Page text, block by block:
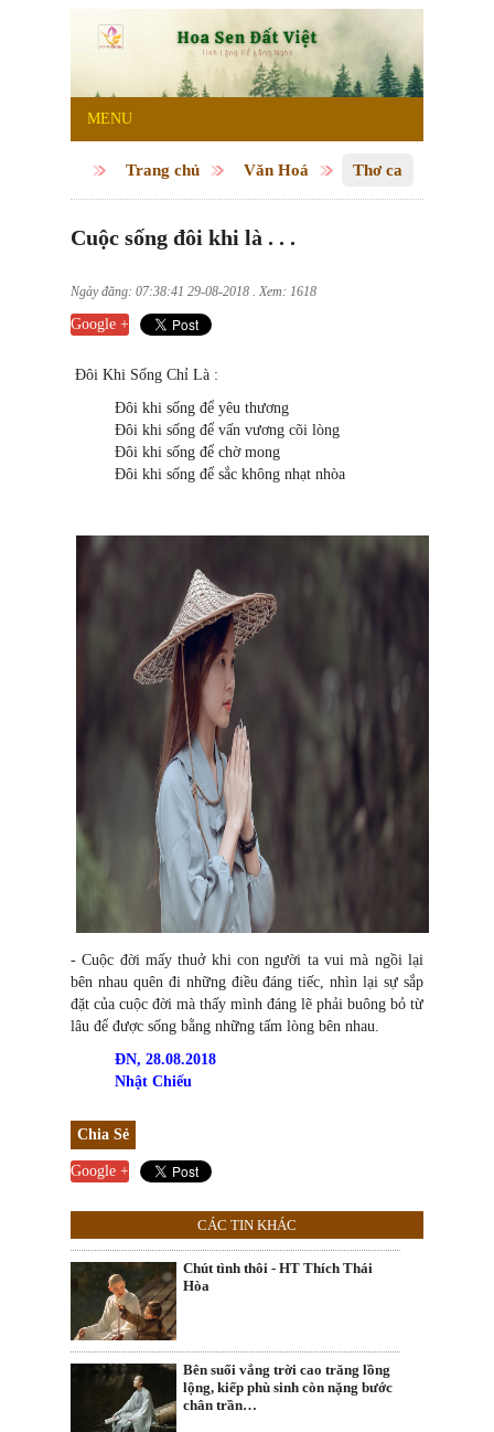
MENU
Trang chủ Văn Hoá Thơ ca
Cuộc sống đôi khi là . . .
Ngày đăng: 07:38:41 29-08-2018 . Xem: 1618
Google +
Đôi Khi Sống Chỉ Là :
Đôi khi sống để yêu thương
Đôi khi sống để vấn vương cõi lòng
Đôi khi sống để chờ mong
Đôi khi sống để sắc không nhạt nhòa
- Cuộc đời mấy thuở khi con người ta vui mà ngồi lại
bên nhau quên đi những điều đáng tiếc, nhìn lại sự sắp
đặt của cuộc đời mà thấy mình đáng lẽ phải buông bỏ từ
lâu để được sống bằng những tấm lòng bên nhau.
ĐN, 28.08.2018
Nhật Chiếu
Chia Sẻ
Google +
CÁC TIN KHÁC
Chút tình thôi - HT Thích Thái
Hòa
Bên suối vắng trời cao trăng lồng
lộng, kiếp phù sinh còn nặng bước
chân trần…